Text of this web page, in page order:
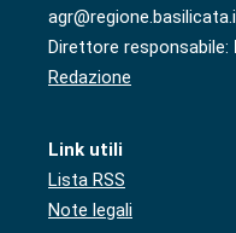
Direttore responsabile:
Redazione
Link utili
Lista RSS
Note legali